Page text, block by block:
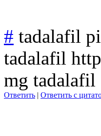
# tadalafil
tadalafil
mg tadalafil
Ответить | Ответить с